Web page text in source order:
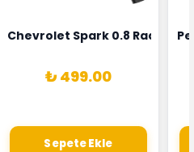
1628HN-0258010081
Alternatörü Valeo Marka
Chevrolet Spark 0.8 Radyatör
₺ 499.00
Sepete Ekle